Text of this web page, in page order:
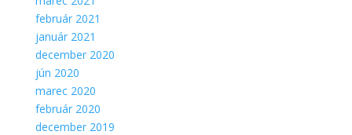
február 2021
január 2021
december 2020
jún 2020
marec 2020
február 2020
december 2019